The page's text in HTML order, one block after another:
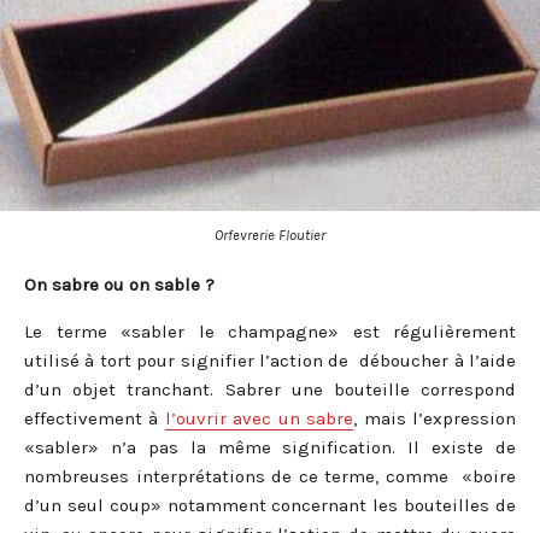
Orfevrerie Floutier
On sabre ou on sable ?
Le terme «sabler le champagne» est régulièrement
utilisé à tort pour signifier l’action de déboucher à l’aide
d’un objet tranchant. Sabrer une bouteille correspond
effectivement à l’ouvrir avec un sabre , mais l’expression
«sabler» n’a pas la même signification. Il existe de
nombreuses interprétations de ce terme, comme «boire
d’un seul coup» notamment concernant les bouteilles de